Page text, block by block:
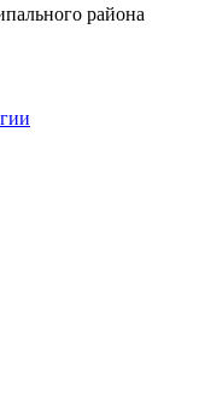
района